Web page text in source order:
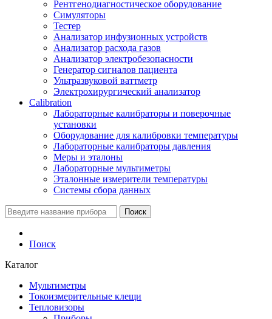
Рентгенодиагностическое оборудование
Симуляторы
Тестер
Анализатор инфузионных устройств
Анализатор расхода газов
Анализатор электробезопасности
Генератор сигналов пациента
Ультразвуковой ваттметр
Электрохирургический анализатор
Calibration
Лабораторные калибраторы и поверочные
установки
Оборудование для калибровки температуры
Лабораторные калибраторы давления
Меры и эталоны
Лабораторные мультиметры
Эталонные измерители температуры
Системы сбора данных
Поиск
Поиск
Каталог
Мультиметры
Токоизмерительные клещи
Тепловизоры